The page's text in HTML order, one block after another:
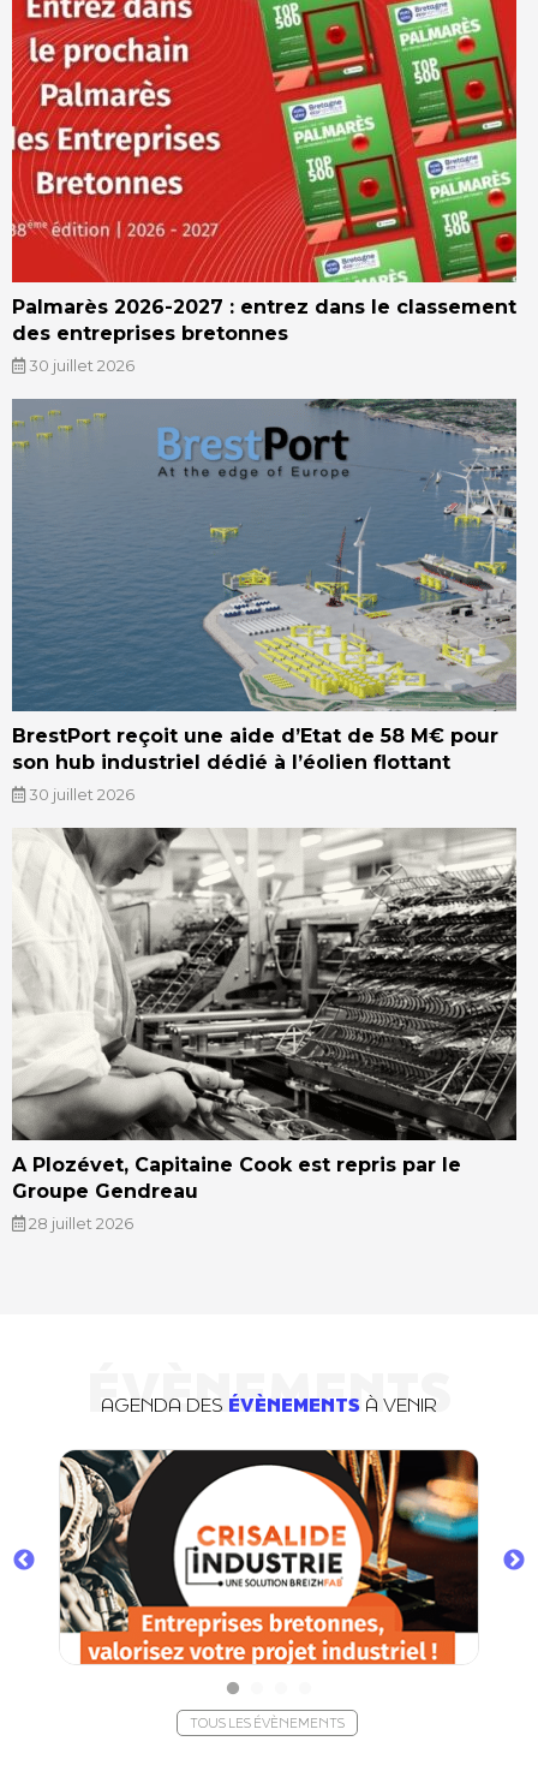
Palmarès 2026-2027 : entrez dans le classement
des entreprises bretonnes
30 juillet 2026
BrestPort reçoit une aide d’Etat de 58 M€ pour
son hub industriel dédié à l’éolien flottant
30 juillet 2026
A Plozévet, Capitaine Cook est repris par le
Groupe Gendreau
28 juillet 2026
ÉVÈNEMENTS
AGENDA DES ÉVÈNEMENTS À VENIR
TOUS LES ÉVÈNEMENTS